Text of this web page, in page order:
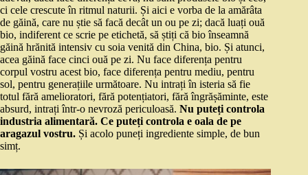
ci cele crescute în ritmul naturii. Și aici e vorba de la amărâta
de găină, care nu știe să facă decât un ou pe zi; dacă luați ouă
bio, indiferent ce scrie pe etichetă, să știți că bio înseamnă
găină hrănită intensiv cu soia venită din China, bio. Și atunci,
acea găină face cinci ouă pe zi. Nu face diferența pentru
corpul vostru acest bio, face diferența pentru mediu, pentru
sol, pentru generațiile următoare. Nu intrați în isteria să fie
totul fără amelioratori, fără potențiatori, fără îngrășăminte, este
absurd, intrați într-o nevroză periculoasă. Nu puteți controla
industria alimentară. Ce puteți controla e oala de pe
aragazul vostru. Și acolo puneți ingrediente simple, de bun
simț.